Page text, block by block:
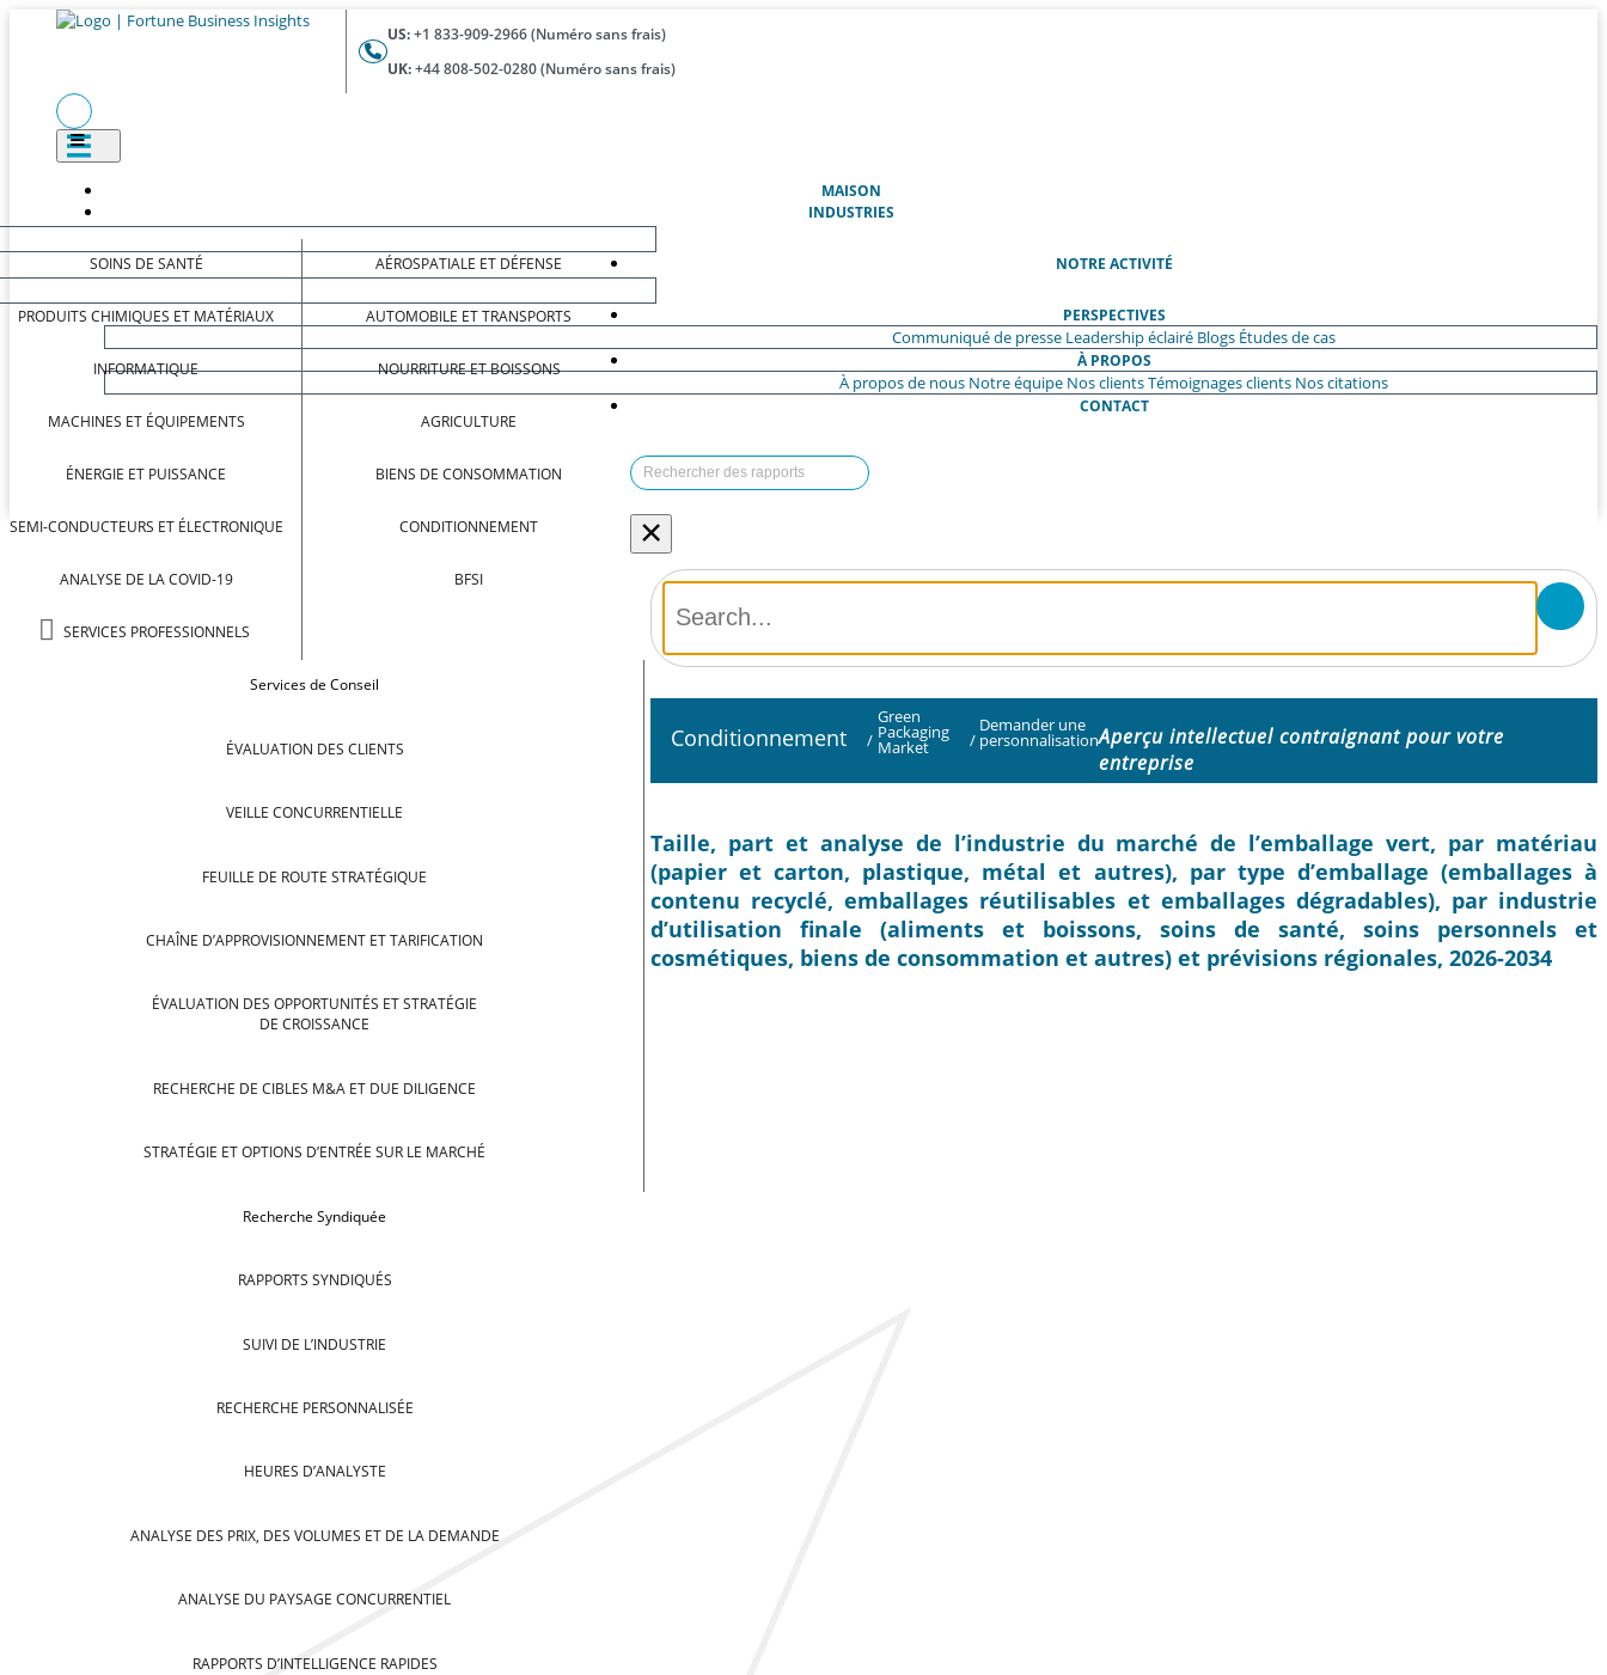
US:+1 833-909-2966 (Numéro sans frais)
UK:+44 808-502-0280 (Numéro sans frais)
MAISON(ACTUEL)
INDUSTRIES
SOINS DE SANTÉ
PRODUITS CHIMIQUES ET MATÉRIAUX
INFORMATIQUE
MACHINES ET ÉQUIPEMENTS
ÉNERGIE ET PUISSANCE
SEMI-CONDUCTEURS ET ÉLECTRONIQUE
ANALYSE DE LA COVID-19
SERVICES PROFESSIONNELS
AÉROSPATIALE ET DÉFENSE
AUTOMOBILE ET TRANSPORTS
NOURRITURE ET BOISSONS
AGRICULTURE
BIENS DE CONSOMMATION
CONDITIONNEMENT
BFSI
NOTRE ACTIVITÉ
Services de Conseil
ÉVALUATION DES CLIENTS
VEILLE CONCURRENTIELLE
FEUILLE DE ROUTE STRATÉGIQUE
CHAÎNE D’APPROVISIONNEMENT ET TARIFICATION
ÉVALUATION DES OPPORTUNITÉS ET STRATÉGIE
DE CROISSANCE
RECHERCHE DE CIBLES M&A ET DUE DILIGENCE
STRATÉGIE ET OPTIONS D’ENTRÉE SUR LE MARCHÉ
Recherche Syndiquée
RAPPORTS SYNDIQUÉS
SUIVI DE L’INDUSTRIE
RECHERCHE PERSONNALISÉE
HEURES D’ANALYSTE
ANALYSE DES PRIX, DES VOLUMES ET DE LA DEMANDE
ANALYSE DU PAYSAGE CONCURRENTIEL
RAPPORTS D’INTELLIGENCE RAPIDES
PERSPECTIVES
Communiqué de presse Leadership éclairé Blogs Études de cas
À PROPOS
À propos de nous Notre équipe Nos clientsTémoignages clients Nos citations
CONTACT
×
Conditionnement /
Green
Packaging
Market /
Demander une
personnalisationAperçu intellectuel contraignant pour votre
entreprise
Taille, part et analyse de l’industrie du marché de l’emballage vert, par matériau
(papier et carton, plastique, métal et autres), par type d’emballage (emballages à
contenu recyclé, emballages réutilisables et emballages dégradables), par industrie
d’utilisation finale (aliments et boissons, soins de santé, soins personnels et
cosmétiques, biens de consommation et autres) et prévisions régionales, 2026-2034